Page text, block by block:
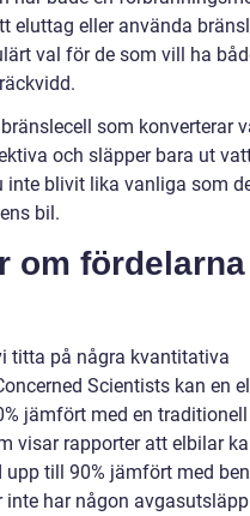
eluttag eller använda
val för de som vill ha
som konverterar
och släpper bara ut
blivit lika vanliga som
bil.
om fördelarna
titta på några kvantitativa
Scientists kan en
jämfört med en traditionell
visar rapporter att elbilar
till 90% jämfört med
har någon